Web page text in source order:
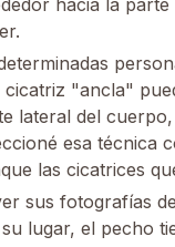
hacia la
cicatriz "ancla"
lateral del
esa técnica
las cicatrices
sus fotografías
su lugar, el pecho